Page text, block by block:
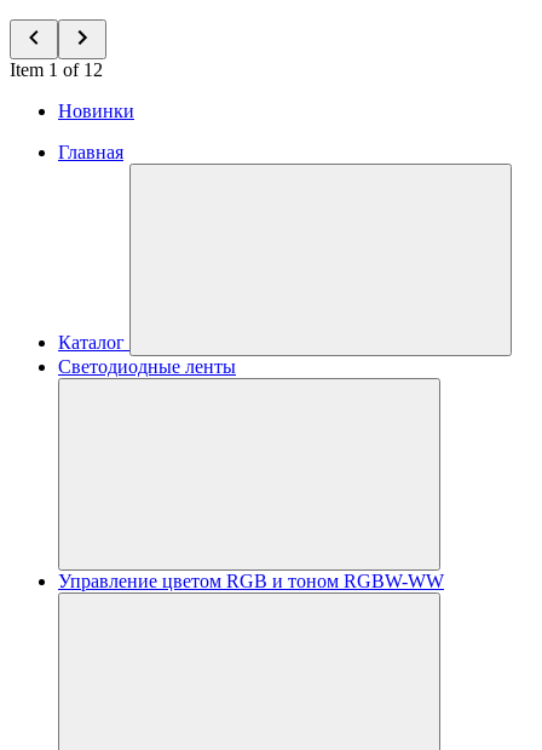
Item 1 of 12
Новинки
Главная
Каталог
Светодиодные ленты
Управление цветом RGB и тоном RGBW-WW